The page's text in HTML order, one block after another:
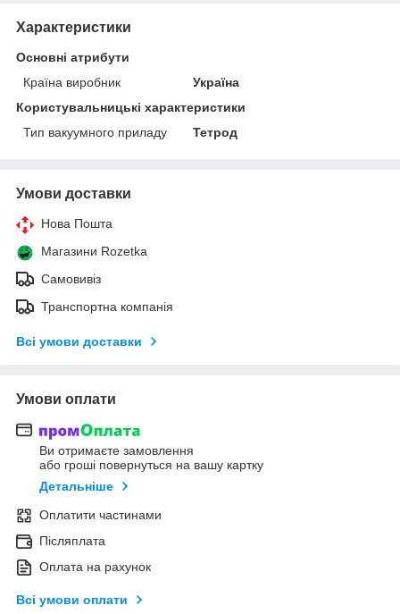
Характеристики
Основні атрибути
Країна виробник
Україна
Користувальницькі характеристики
Тип вакуумного приладу
Тетрод
Умови доставки
Нова Пошта
Магазини Rozetka
Самовивіз
Транспортна компанія
Всі умови доставки
Умови оплати
Ви отримаєте замовлення
або гроші повернуться на вашу картку
Детальніше
Оплатити частинами
Післяплата
Оплата на рахунок
Всі умови оплати